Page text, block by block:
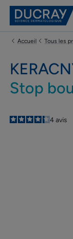
Accueil
Tous les
Stop
4.3
/5
4 avis